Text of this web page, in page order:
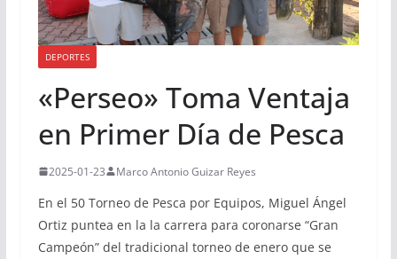
DEPORTES
«Perseo» Toma Ventaja
en Primer Día de Pesca
2025-01-23 Marco Antonio Guizar Reyes
En el 50 Torneo de Pesca por Equipos, Miguel Ángel
Ortiz puntea en la la carrera para coronarse “Gran
Campeón” del tradicional torneo de enero que se